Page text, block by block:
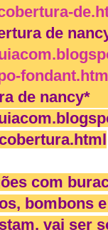
de
de nancy*
com
bombons
vai ser